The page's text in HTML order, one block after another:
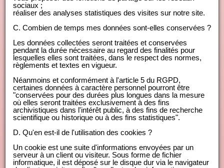
sociaux ;
réaliser des analyses statistiques des visites sur notre site.
C. Combien de temps mes données sont-elles conservées ?
Les données collectées seront traitées et conservées
pendant la durée nécessaire au regard des finalités pour
lesquelles elles sont traitées, dans le respect des normes,
règlements et textes en vigueur.
Néanmoins et conformément à l'article 5 du RGPD,
certaines données à caractère personnel pourront être
"conservées pour des durées plus longues dans la mesure
où elles seront traitées exclusivement à des fins
archivistiques dans l'intérêt public, à des fins de recherche
scientifique ou historique ou à des fins statistiques".
D. Qu'en est-il de l'utilisation des cookies ?
Un cookie est une suite d'informations envoyées par un
serveur à un client ou visiteur. Sous forme de fichier
informatique, il est déposé sur le disque dur via le navigateur